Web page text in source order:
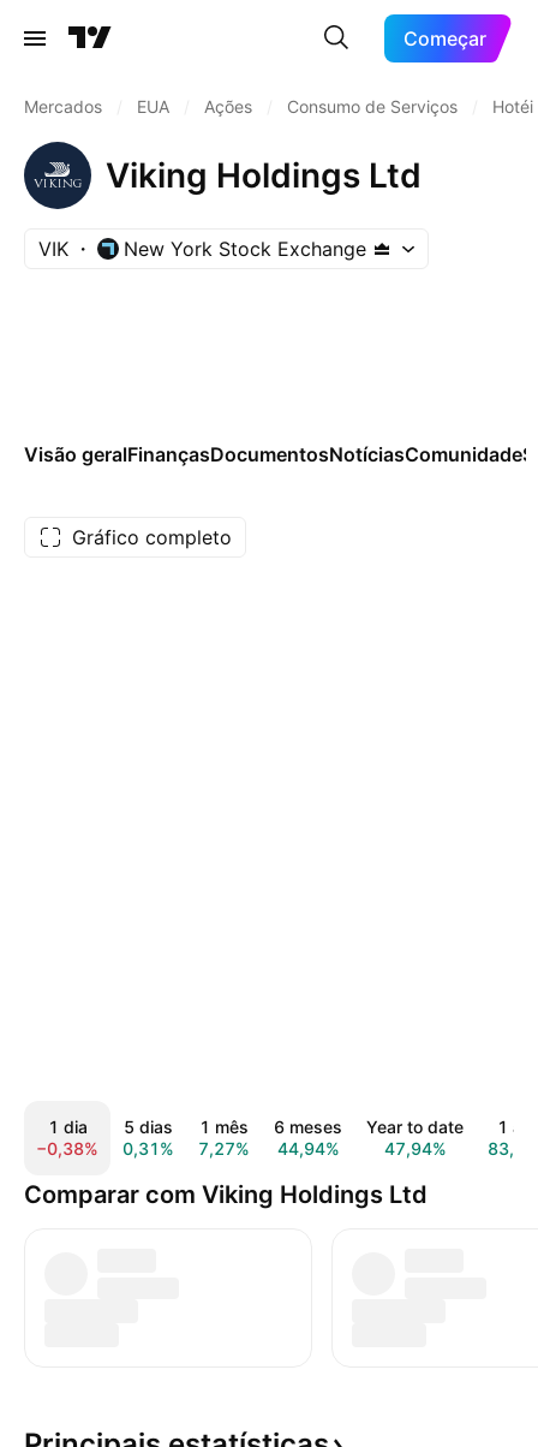
Começar
Mercados EUA Ações Consumo de Serviços
Viking Holdings Ltd
VIK New York Stock Exchange
Visão geralFinançasDocumentosNotíciasComunidade
Gráfico completo
1 dia
−0,38%
5 dias
0,31%
1 mês
7,27%
6 meses
44,94%
Year to date
47,94%
1
Comparar com Viking Holdings Ltd